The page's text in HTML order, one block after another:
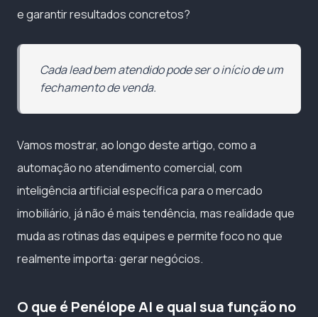
e garantir resultados concretos?
Cada lead bem atendido pode ser o início de um
fechamento de venda.
Vamos mostrar, ao longo deste artigo, como a
automação no atendimento comercial, com
inteligência artificial específica para o mercado
imobiliário, já não é mais tendência, mas realidade que
muda as rotinas das equipes e permite foco no que
realmente importa: gerar negócios.
O que é Penélope AI e qual sua função no